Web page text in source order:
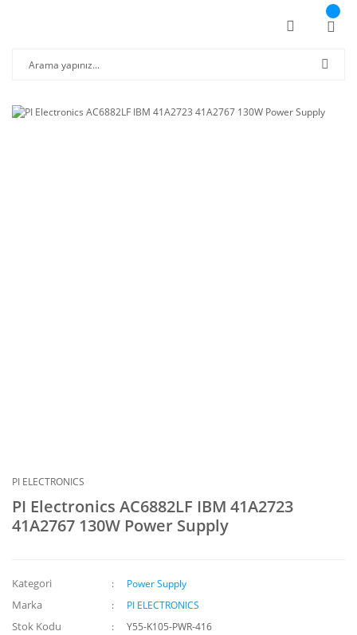
PI ELECTRONICS
PI Electronics AC6882LF IBM 41A2723
41A2767 130W Power Supply
Kategori Power Supply
Marka PI ELECTRONICS
Stok Kodu Y55-K105-PWR-416